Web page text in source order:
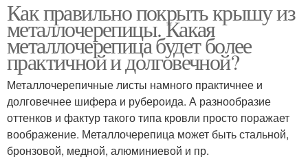
Как правильно покрыть крышу из
металлочерепицы. Какая
металлочерепица будет более
практичной и долговечной?
Металлочерепичные листы намного практичнее и
долговечнее шифера и рубероида. А разнообразие
оттенков и фактур такого типа кровли просто поражает
воображение. Металлочерепица может быть стальной,
бронзовой, медной, алюминиевой и пр.